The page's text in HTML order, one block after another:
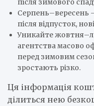
після зимового
Серпень–вересень
після відпусток,
Уникайте
агентства масово
перед зимовим
зростають різко.
Ця інформація
ділиться нею